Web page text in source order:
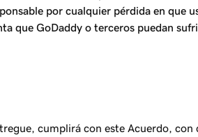
por cualquier pérdida en que
que GoDaddy o terceros puedan
cumplirá con este Acuerdo,